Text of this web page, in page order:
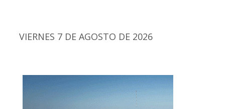
VIERNES 7 DE AGOSTO DE 2026